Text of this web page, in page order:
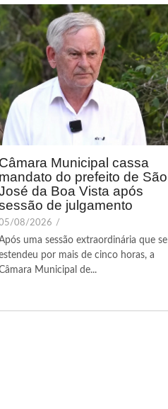
Câmara Municipal cassa
mandato do prefeito de São
da Boa Vista após
de julgamento
08/2026 /
uma sessão extraordinária que se
por mais de cinco horas, a
Municipal de...